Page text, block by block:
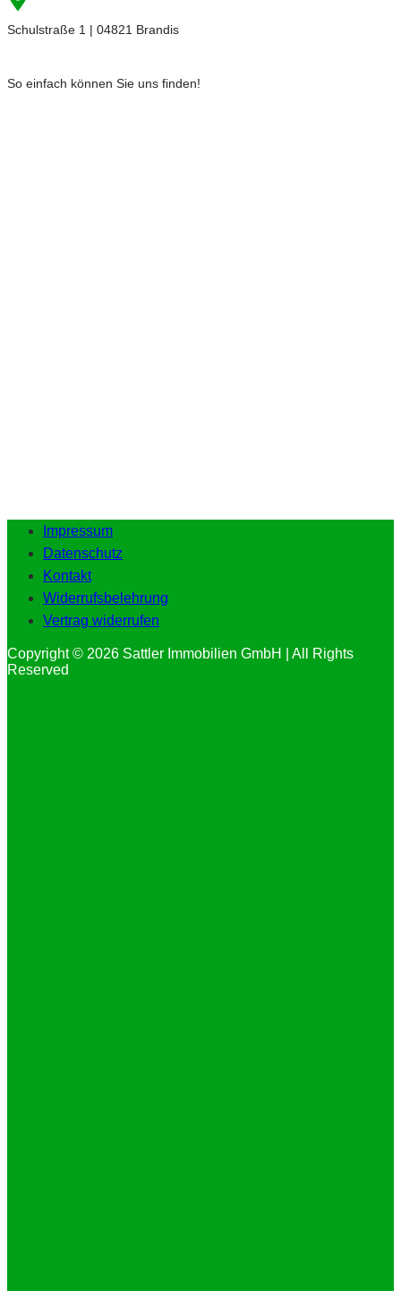
Schulstraße 1 | 04821 Brandis
So einfach können Sie uns finden!
Impressum
Datenschutz
Kontakt
Widerrufsbelehrung
Vertrag widerrufen
Copyright © 2026 Sattler Immobilien GmbH | All Rights
Reserved